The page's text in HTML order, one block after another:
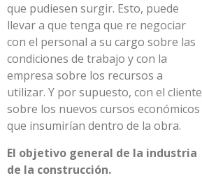
que pudiesen surgir. Esto, puede
llevar a que tenga que re negociar
con el personal a su cargo sobre las
condiciones de trabajo y con la
empresa sobre los recursos a
utilizar. Y por supuesto, con el cliente
sobre los nuevos cursos económicos
que insumirían dentro de la obra.
El objetivo general de la industria
de la construcción.